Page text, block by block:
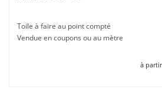
Toile à faire au point compté
Vendue en coupons ou au mètre
à